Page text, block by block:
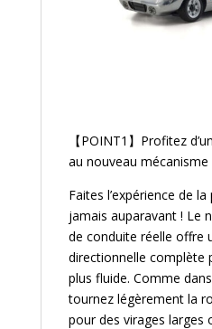
【POINT1】Profitez
au nouveau
Faites l’expérience de
jamais auparavant ! Le
de conduite réelle offre
directionnelle complète
plus fluide. Comme
tournez légèrement la
pour des virages larges